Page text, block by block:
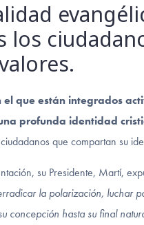
los
que están integrados
profunda identidad
que compartan su
su Presidente, Martí,
la polarización, luchar
concepción hasta su final